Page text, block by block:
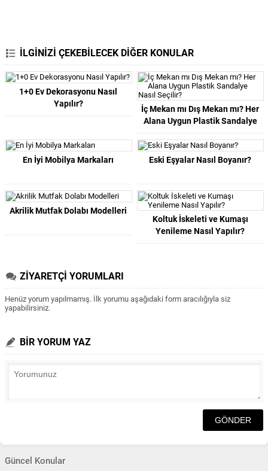
İLGİNİZİ ÇEKEBİLECEK DİĞER KONULAR
1+0 Ev Dekorasyonu Nasıl
Yapılır?
İç Mekan mı Dış Mekan mı? Her
Alana Uygun Plastik Sandalye
Nasıl Seçilir?
En İyi Mobilya Markaları Eski Eşyalar Nasıl Boyanır?
Akrilik Mutfak Dolabı Modelleri
Koltuk İskeleti ve Kumaşı
Yenileme Nasıl Yapılır?
ZİYARETÇİ YORUMLARI
Henüz yorum yapılmamış. İlk yorumu aşağıdaki form aracılığıyla siz
yapabilirsiniz.
BİR YORUM YAZ
Güncel Konular